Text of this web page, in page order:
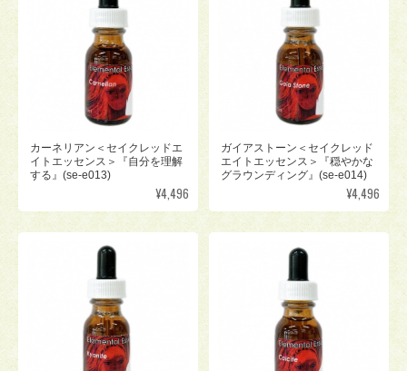
カーネリアン＜セイクレッドエ
イトエッセンス＞『自分を理解
する』(se-e013)
¥4,496
ガイアストーン＜セイクレッド
エイトエッセンス＞『穏やかな
グラウンディング』(se-e014)
¥4,496